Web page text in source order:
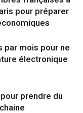
pour préparer
par mois pour ne
électronique
prendre du